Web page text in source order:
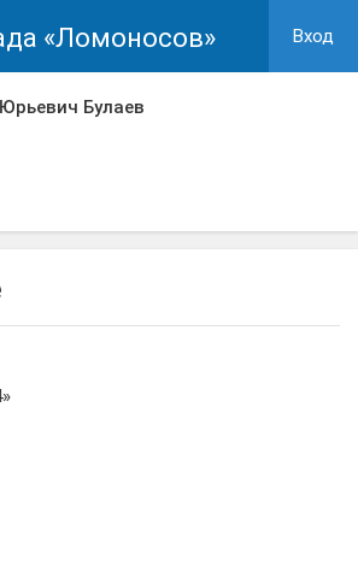
«Ломоносов» Вход
Булаев